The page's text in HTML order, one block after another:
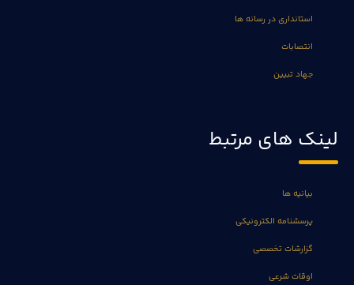
استانداری در رسانه ها
انتصابات
جهاد تبیین
لینک های مرتبط
بیانیه ها
پرسشنامه الکترونیکی
گزارشات تخصصی
اوقات شرعی